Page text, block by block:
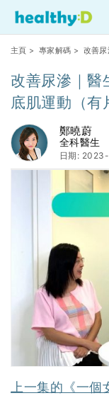
主頁 > 專家解碼 > 改善
改善尿滲｜醫
底肌運動（有
鄭曉蔚
全科醫生
日期:
上一集的《一個